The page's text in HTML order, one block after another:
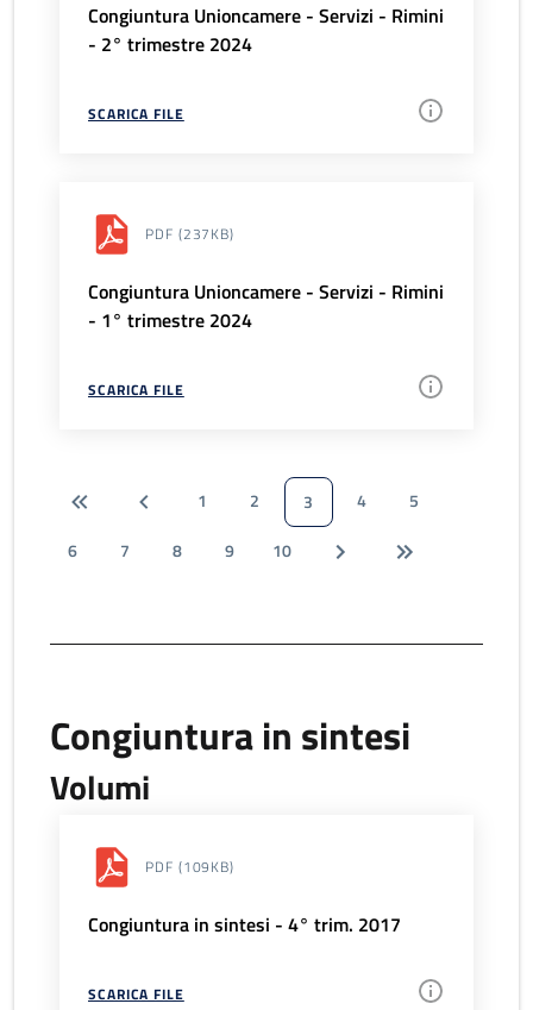
Congiuntura Unioncamere - Servizi - Rimini
- 2° trimestre 2024
SCARICA FILE
PDF (237KB)
Congiuntura Unioncamere - Servizi - Rimini
- 1° trimestre 2024
SCARICA FILE
1 2 3 4
5
6
7 8 9 10
Congiuntura in sintesi
Volumi
PDF (109KB)
Congiuntura in sintesi - 4° trim. 2017
SCARICA FILE